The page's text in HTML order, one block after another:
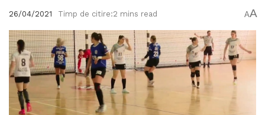
26/04/2021 Timp de citire:2 mins read AA